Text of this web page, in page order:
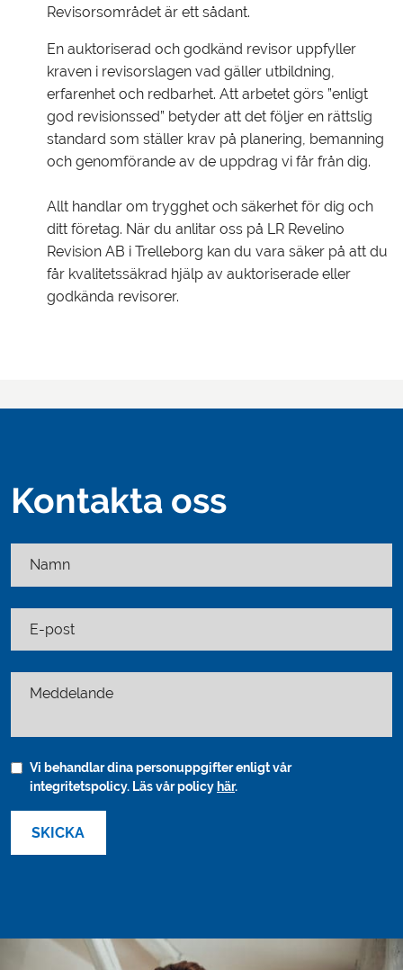
Revisorsområdet är ett sådant.
En auktoriserad och godkänd revisor uppfyller
kraven i revisorslagen vad gäller utbildning,
erfarenhet och redbarhet. Att arbetet görs ”enligt
god revisionssed” betyder att det följer en rättslig
standard som ställer krav på planering, bemanning
och genomförande av de uppdrag vi får från dig.
Allt handlar om trygghet och säkerhet för dig och
ditt företag. När du anlitar oss på LR Revelino
Revision AB i Trelleborg kan du vara säker på att du
får kvalitetssäkrad hjälp av auktoriserade eller
godkända revisorer.
Kontakta oss
Namn
E-post
Vi behandlar dina personuppgifter enligt vår
integritetspolicy. Läs vår policy här.